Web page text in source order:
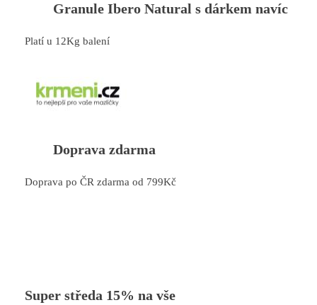
Granule Ibero Natural s dárkem navíc
Platí u 12Kg balení
Doprava zdarma
Doprava po ČR zdarma od 799Kč
Super středa 15% na vše